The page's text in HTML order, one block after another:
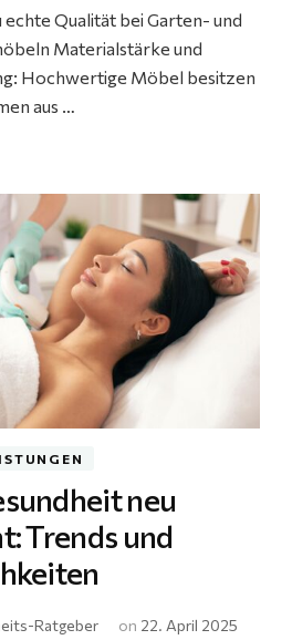
Qualität bei Garten- und
Materialstärke und
Hochwertige Möbel besitzen
aus …
neu
Trends und
Ratgeber on 22. April 2025